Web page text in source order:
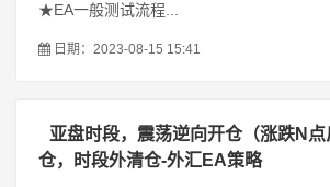
★EA一般测试流程...
日期：2023-08-15 15:41
亚盘时段，震荡逆向开仓（涨跌N点
仓，时段外清仓-外汇EA策略